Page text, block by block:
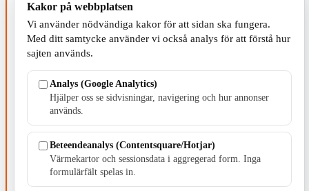
SERVICE - MOTOR
Kakor på webbplatsen
Vi använder nödvändiga kakor för att sidan ska fungera.
Med ditt samtycke använder vi också analys för att förstå hur
sajten används.
Analys (Google Analytics)
Hjälper oss se sidvisningar, navigering och hur annonser
används.
Beteendeanalys (Contentsquare/Hotjar)
Värmekartor och sessionsdata i aggregerad form. Inga
formulärfält spelas in.